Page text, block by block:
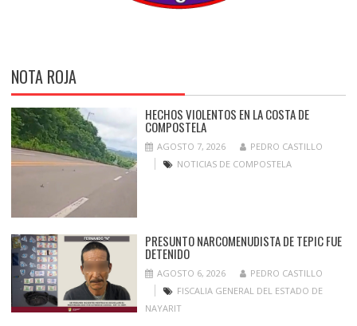
NOTA ROJA
HECHOS VIOLENTOS EN LA COSTA DE
COMPOSTELA
AGOSTO 7, 2026
PEDRO CASTILLO
NOTICIAS DE COMPOSTELA
PRESUNTO NARCOMENUDISTA DE TEPIC FUE
DETENIDO
AGOSTO 6, 2026
PEDRO CASTILLO
FISCALIA GENERAL DEL ESTADO DE
NAYARIT